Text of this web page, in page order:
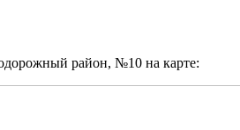
район, №10 на карте: